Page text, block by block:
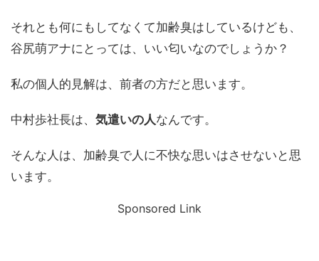
それとも何にもしてなくて加齢臭はしているけども、
谷尻萌アナにとっては、いい匂いなのでしょうか？
私の個人的見解は、前者の方だと思います。
中村歩社長は、 気遣いの人なんです。
そんな人は、加齢臭で人に不快な思いはさせないと思
います。
Sponsored Link